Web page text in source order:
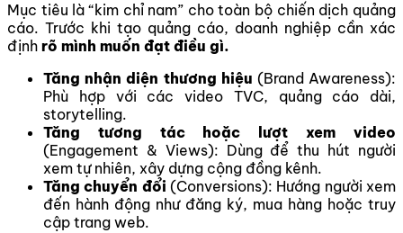
Mục tiêu là “kim chỉ nam” cho toàn bộ chiến dịch quảng
cáo. Trước khi tạo quảng cáo, doanh nghiệp cần xác
định rõ mình muốn đạt điều gì.
Tăng nhận diện thương hiệu (Brand Awareness):
Phù hợp với các video TVC, quảng cáo dài,
storytelling.
Tăng tương tác hoặc lượt xem video
(Engagement & Views): Dùng để thu hút người
xem tự nhiên, xây dựng cộng đồng kênh.
Tăng chuyển đổi (Conversions): Hướng người xem
đến hành động như đăng ký, mua hàng hoặc truy
cập trang web.